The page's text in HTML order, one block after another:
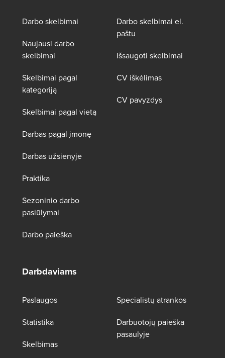
Darbo skelbimai
Naujausi darbo
skelbimai
Skelbimai pagal
kategoriją
Skelbimai pagal vietą
Darbas pagal įmonę
Darbas užsienyje
Praktika
Sezoninio darbo
pasiūlymai
Darbo paieška
Darbo skelbimai el.
paštu
Išsaugoti skelbimai
CV iškėlimas
CV pavyzdys
Darbdaviams
Paslaugos
Statistika
Skelbimas
Specialistų atrankos
Darbuotojų paieška
pasaulyje